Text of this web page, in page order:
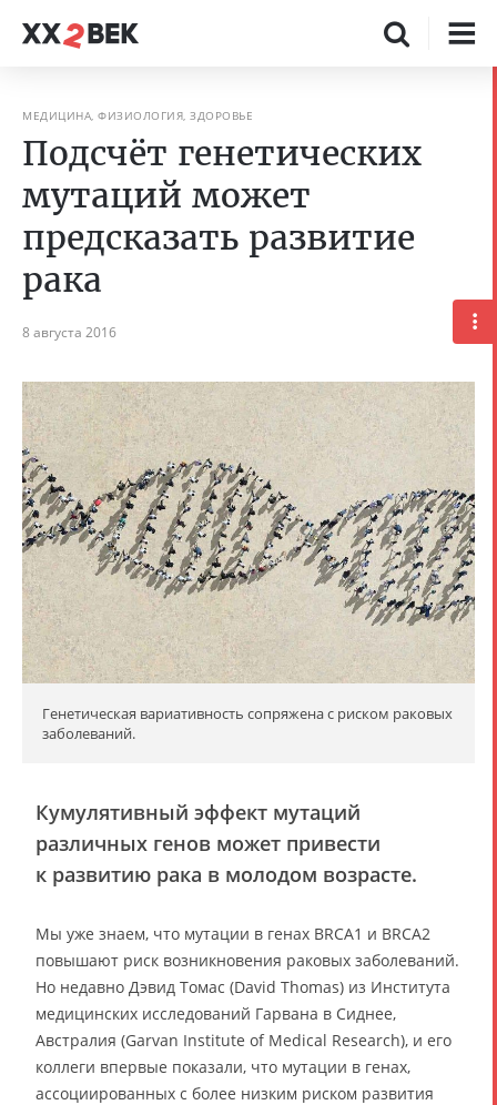
МЕДИЦИНА, ФИЗИОЛОГИЯ, ЗДОРОВЬЕ
Подсчёт генетических
мутаций может
предсказать развитие
рака
8 августа 2016
Генетическая вариативность сопряжена с риском раковых
заболеваний.
Кумулятивный эффект мутаций
различных генов может привести
к развитию рака в молодом возрасте.
Мы уже знаем, что мутации в генах BRCA1 и BRCA2
повышают риск возникновения раковых заболеваний.
Но недавно Дэвид Томас (David Thomas) из Института
медицинских исследований Гарвана в Сиднее,
Австралия (Garvan Institute of Medical Research), и его
коллеги впервые показали, что мутации в генах,
ассоциированных с более низким риском развития